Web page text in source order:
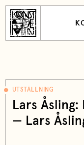
UTSTÄLLNING
Lars
— Lars